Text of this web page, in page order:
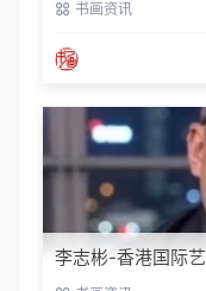
书画资讯
李志彬-香港国际